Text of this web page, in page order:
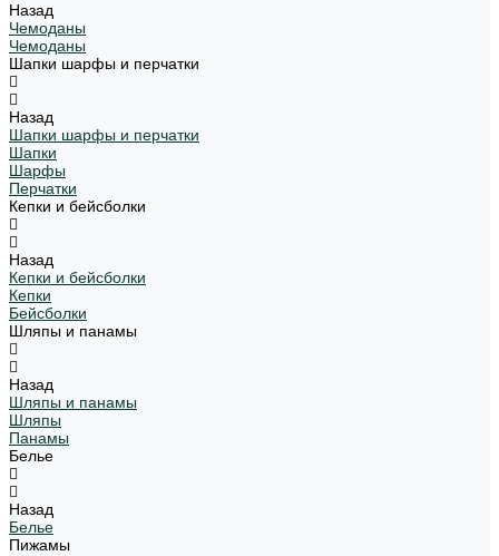
Назад
Чемоданы
Чемоданы
Шапки шарфы и перчатки
Назад
Шапки шарфы и перчатки
Шапки
Шарфы
Перчатки
Кепки и бейсболки
Назад
Кепки и бейсболки
Кепки
Бейсболки
Шляпы и панамы
Назад
Шляпы и панамы
Шляпы
Панамы
Белье
Назад
Белье
Пижамы